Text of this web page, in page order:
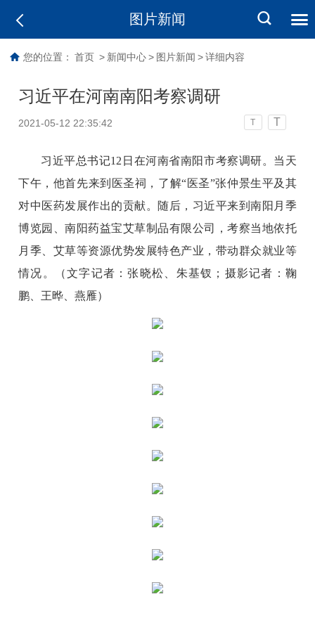
图片新闻
您的位置： 首页 > 新闻中心 > 图片新闻 > 详细内容
习近平在河南南阳考察调研
2021-05-12 22:35:42 T T
习近平总书记12日在河南省南阳市考察调研。当天
下午，他首先来到医圣祠，了解“医圣”张仲景生平及其
对中医药发展作出的贡献。随后，习近平来到南阳月季
博览园、南阳药益宝艾草制品有限公司，考察当地依托
月季、艾草等资源优势发展特色产业，带动群众就业等
情况。（文字记者：张晓松、朱基钗；摄影记者：鞠
鹏、王晔、燕雁）